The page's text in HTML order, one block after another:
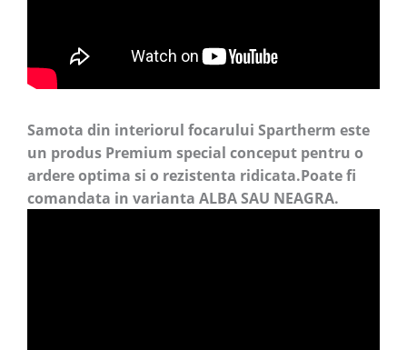
Samota din interiorul focarului Spartherm este
un produs Premium special conceput pentru o
ardere optima si o rezistenta ridicata.Poate fi
comandata in varianta ALBA SAU NEAGRA.